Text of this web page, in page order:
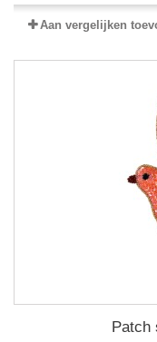
Aan vergelijken
Patch